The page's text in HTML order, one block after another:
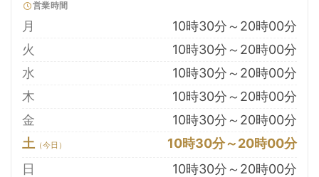
営業時間
月
10時30分～20時00分
火
10時30分～20時00分
水
10時30分～20時00分
木
10時30分～20時00分
金
10時30分～20時00分
土
10時30分～20時00分
日
10時30分～20時00分